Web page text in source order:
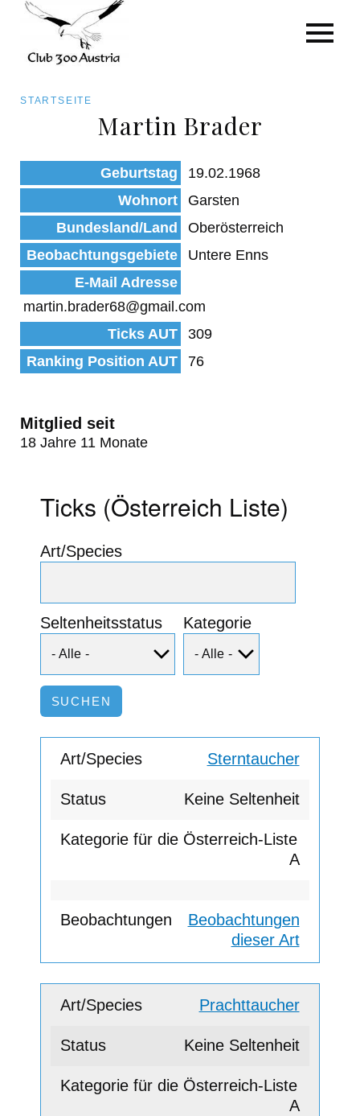
zum
Inhalt
Pfadnavigation
STARTSEITE
Martin Brader
Geburtstag
19.02.1968
Wohnort
Garsten
Bundesland/Land
Oberösterreich
Beobachtungsgebiete
Untere Enns
E-Mail Adresse
martin.brader68@gmail.com
Ticks AUT
309
Ranking Position AUT
76
Mitglied seit
18 Jahre 11 Monate
Ticks (Österreich Liste)
Art/Species
Seltenheitsstatus Kategorie
Art/Species
Status
Kategorie für die Österreich-Liste
Beobachtungen
Sterntaucher
Keine Seltenheit
A
Beobachtungen
dieser Art
Prachttaucher
Keine Seltenheit
A